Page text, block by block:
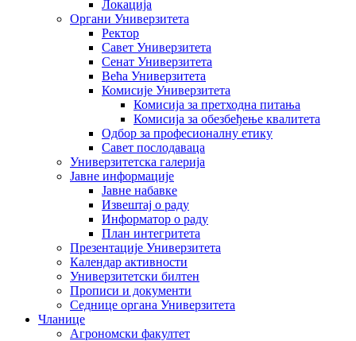
Локација
Органи Универзитета
Ректор
Савет Универзитета
Сенат Универзитета
Већа Универзитета
Комисије Универзитета
Комисија за претходна питања
Комисија за обезбеђење квалитета
Одбор за професионалну етику
Савет послодаваца
Универзитетска галерија
Јавне информације
Јавне набавке
Извештај о раду
Информатор о раду
План интегритета
Презентације Универзитета
Календар активности
Универзитетски билтен
Прописи и документи
Седнице органа Универзитета
Чланице
Агрономски факултет